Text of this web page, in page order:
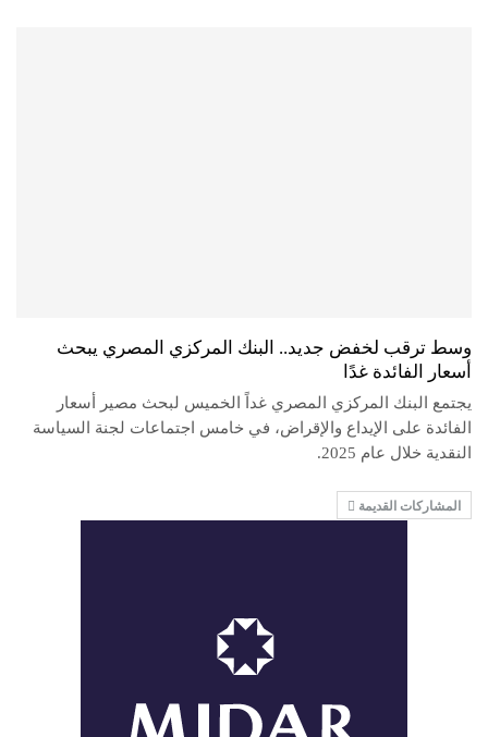
وسط ترقب لخفض جديد.. البنك المركزي المصري يبحث
أسعار الفائدة غدًا
يجتمع البنك المركزي المصري غداً الخميس لبحث مصير أسعار
الفائدة على الإيداع والإقراض، في خامس اجتماعات لجنة السياسة
النقدية خلال عام 2025.
المشاركات القديمة